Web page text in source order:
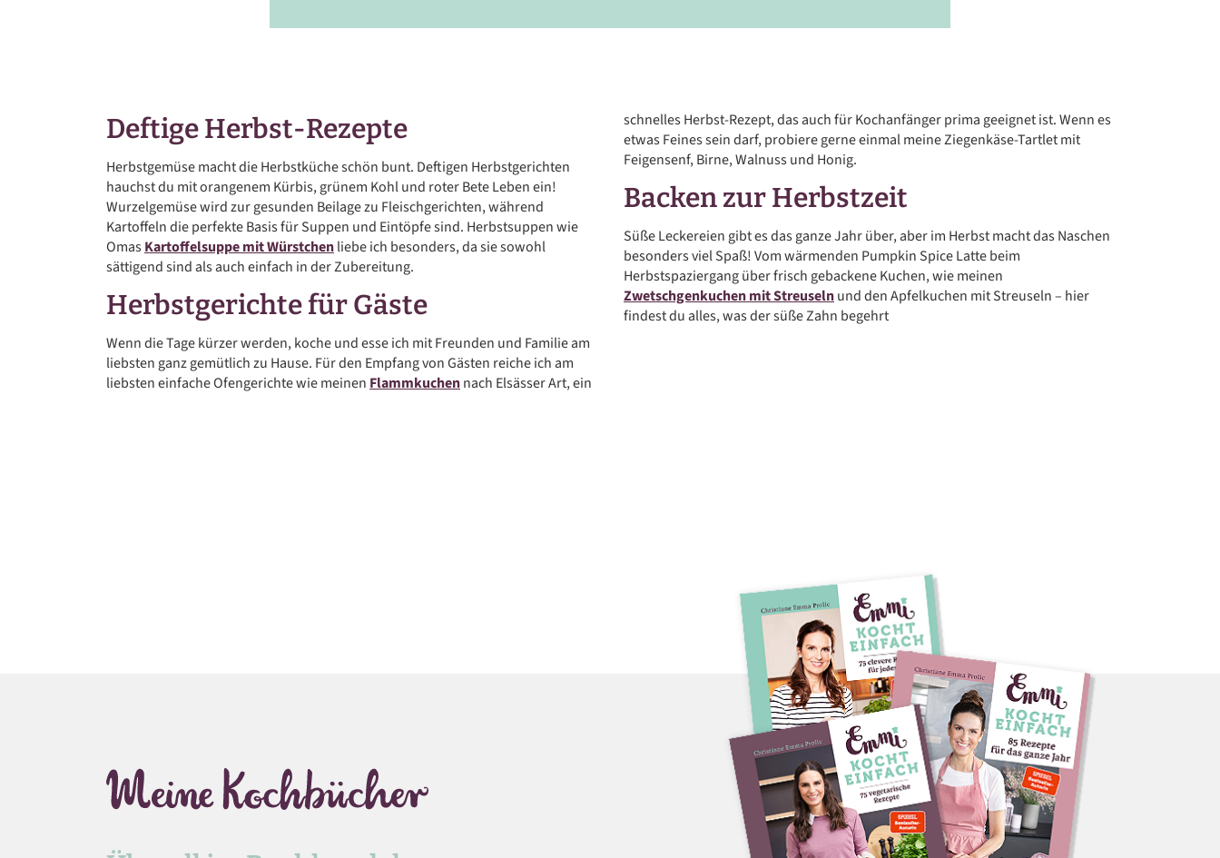
Deftige Herbst-Rezepte
Herbstgemüse macht die Herbstküche schön bunt. Deftigen Herbstgerichten
hauchst du mit orangenem Kürbis, grünem Kohl und roter Bete Leben ein!
Wurzelgemüse wird zur gesunden Beilage zu Fleischgerichten, während
Kartoffeln die perfekte Basis für Suppen und Eintöpfe sind. Herbstsuppen wie
OmasKartoffelsuppe mit Würstchenliebe ich besonders, da sie sowohl
sättigend sind als auch einfach in der Zubereitung.
Herbstgerichte für Gäste
Wenn die Tage kürzer werden, koche und esse ich mit Freunden und Familie am
liebsten ganz gemütlich zu Hause. Für den Empfang von Gästen reiche ich am
liebsten einfache Ofengerichte wie meinen Flammkuchennach Elsässer Art, ein
schnelles Herbst-Rezept, das auch für Kochanfänger prima geeignet ist. Wenn es
etwas Feines sein darf, probiere gerne einmal meine Ziegenkäse-Tartlet mit
Feigensenf, Birne, Walnuss und Honig.
Backen zur Herbstzeit
Süße Leckereien gibt es das ganze Jahr über, aber im Herbst macht das Naschen
besonders viel Spaß! Vom wärmenden Pumpkin Spice Latte beim
Herbstspaziergang über frisch gebackene Kuchen, wie meinen
Zwetschgenkuchen mit Streuselnund den Apfelkuchen mit Streuseln – hier
findest du alles, was der süße Zahn begehrt